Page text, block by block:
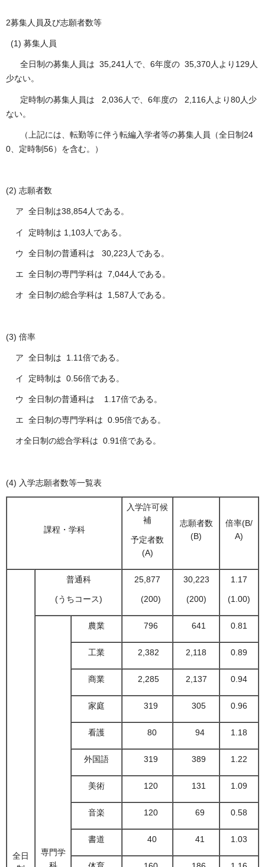
2募集人員及び志願者数等
(1) 募集人員
全日制の募集人員は 35,241人で、6年度の 35,370人より129人
少ない。
定時制の募集人員は 2,036人で、6年度の 2,116人より80人少
ない。
（上記には、転勤等に伴う転編入学者等の募集人員（全日制24
0、定時制56）を含む。）
(2) 志願者数
ア 全日制は38,854人である。
イ 定時制は 1,103人である。
ウ 全日制の普通科は 30,223人である。
エ 全日制の専門学科は 7,044人である。
オ 全日制の総合学科は 1,587人である。
(3) 倍率
ア 全日制は 1.11倍である。
イ 定時制は 0.56倍である。
ウ 全日制の普通科は 1.17倍である。
エ 全日制の専門学科は 0.95倍である。
オ全日制の総合学科は 0.91倍である。
(4) 入学志願者数等一覧表
課程・学科
入学許可候
補
予定者数
(A)
志願者数
(B)
倍率(B/
A)
全日
普通科
(うちコース)
25,877
(200)
30,223
(200)
1.17
(1.00)
専門学
農業 796 641 0.81
工業 2,382 2,118 0.89
商業 2,285 2,137 0.94
家庭 319 305 0.96
看護 80 94 1.18
外国語 319 389 1.22
美術 120 131 1.09
音楽 120 69 0.58
書道 40 41 1.03